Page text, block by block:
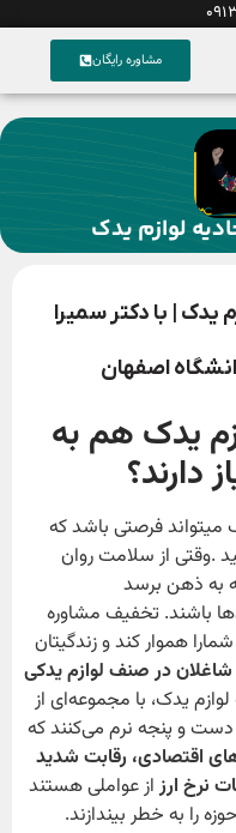
مشاوره رایگان
لوازم یدک
یدک | با دکتر سمیرا
اصفهان
یدک هم به
دارند؟
میتواند فرصتی باشد که
.وقتی از سلامت روان
به ذهن برسد
باشند. تخفیف مشاوره
هموار کند و زندگیتان
در صنف لوازم یدکی
یدک، با مجموعه‌ای از
و پنجه نرم می‌کنند که
اقتصادی، رقابت شدید
نرخ ارزاز عواملی هستند
را به خطر بیندازند.